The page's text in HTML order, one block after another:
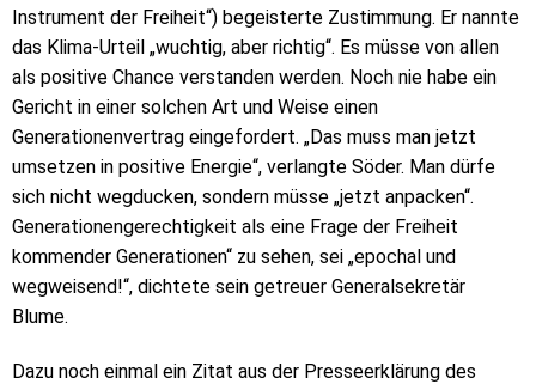
Instrument der Freiheit“) begeisterte Zustimmung. Er nannte
das Klima-Urteil „wuchtig, aber richtig“. Es müsse von allen
als positive Chance verstanden werden. Noch nie habe ein
Gericht in einer solchen Art und Weise einen
Generationenvertrag eingefordert. „Das muss man jetzt
umsetzen in positive Energie“, verlangte Söder. Man dürfe
sich nicht wegducken, sondern müsse „jetzt anpacken“.
Generationengerechtigkeit als eine Frage der Freiheit
kommender Generationen“ zu sehen, sei „epochal und
wegweisend!“, dichtete sein getreuer Generalsekretär
Blume.
Dazu noch einmal ein Zitat aus der Presseerklärung des